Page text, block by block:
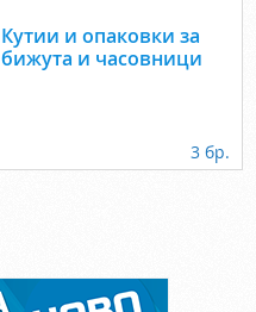
Кутии и опаковки за
бижута и часовници
3 бр.